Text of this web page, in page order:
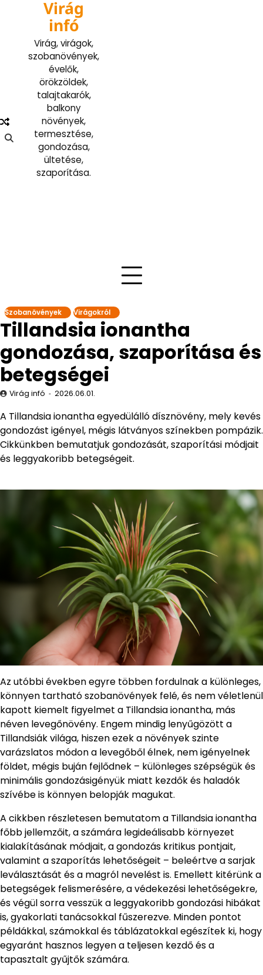
Virág
infó
Virág, virágok,
szobanövények,
évelők,
örökzöldek,
talajtakarók,
balkony
növények,
termesztése,
gondozása,
ültetése,
szaporítása.
Szobanövények Virágokról
Tillandsia ionantha
gondozása, szaporítása és
betegségei
Virág infó 2026.06.01.
A Tillandsia ionantha egyedülálló dísznövény, mely kevés
gondozást igényel, mégis látványos színekben pompázik.
Cikkünkben bemutatjuk gondozását, szaporítási módjait
és leggyakoribb betegségeit.
Az utóbbi években egyre többen fordulnak a különleges,
könnyen tartható szobanövények felé, és nem véletlenül
kapott kiemelt figyelmet a Tillandsia ionantha, más
néven levegőnövény. Engem mindig lenyűgözött a
Tillandsiák világa, hiszen ezek a növények szinte
varázslatos módon a levegőből élnek, nem igényelnek
földet, mégis buján fejlődnek – különleges szépségük és
minimális gondozásigényük miatt kezdők és haladók
szívébe is könnyen belopják magukat.
A cikkben részletesen bemutatom a Tillandsia ionantha
főbb jellemzőit, a számára legideálisabb környezet
kialakításának módjait, a gondozás kritikus pontjait,
valamint a szaporítás lehetőségeit – beleértve a sarjak
leválasztását és a magról nevelést is. Emellett kitérünk a
betegségek felismerésére, a védekezési lehetőségekre,
és végül sorra vesszük a leggyakoribb gondozási hibákat
is, gyakorlati tanácsokkal fűszerezve. Minden pontot
példákkal, számokkal és táblázatokkal egészítek ki, hogy
egyaránt hasznos legyen a teljesen kezdő és a
tapasztalt gyűjtők számára.